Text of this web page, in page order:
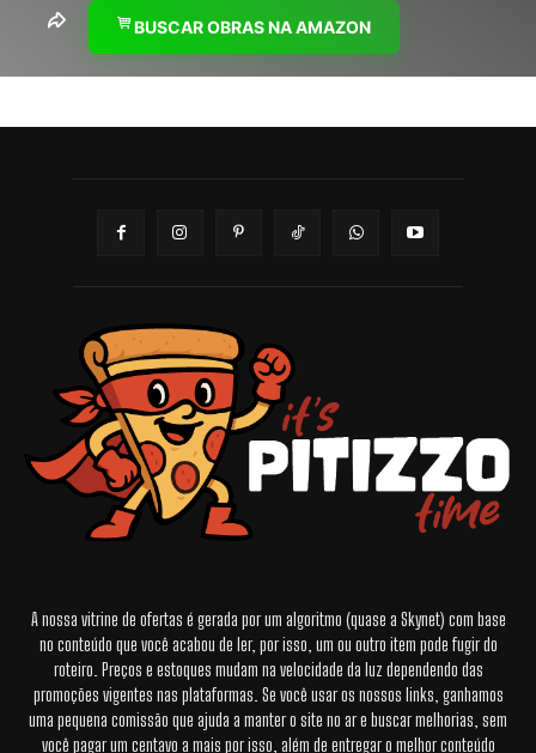
BUSCAR OBRAS NA AMAZON
A nossa vitrine de ofertas é gerada por um algoritmo (quase a Skynet) com base
no conteúdo que você acabou de ler, por isso, um ou outro item pode fugir do
roteiro. Preços e estoques mudam na velocidade da luz dependendo das
promoções vigentes nas plataformas. Se você usar os nossos links, ganhamos
uma pequena comissão que ajuda a manter o site no ar e buscar melhorias, sem
você pagar um centavo a mais por isso, além de entregar o melhor conteúdo